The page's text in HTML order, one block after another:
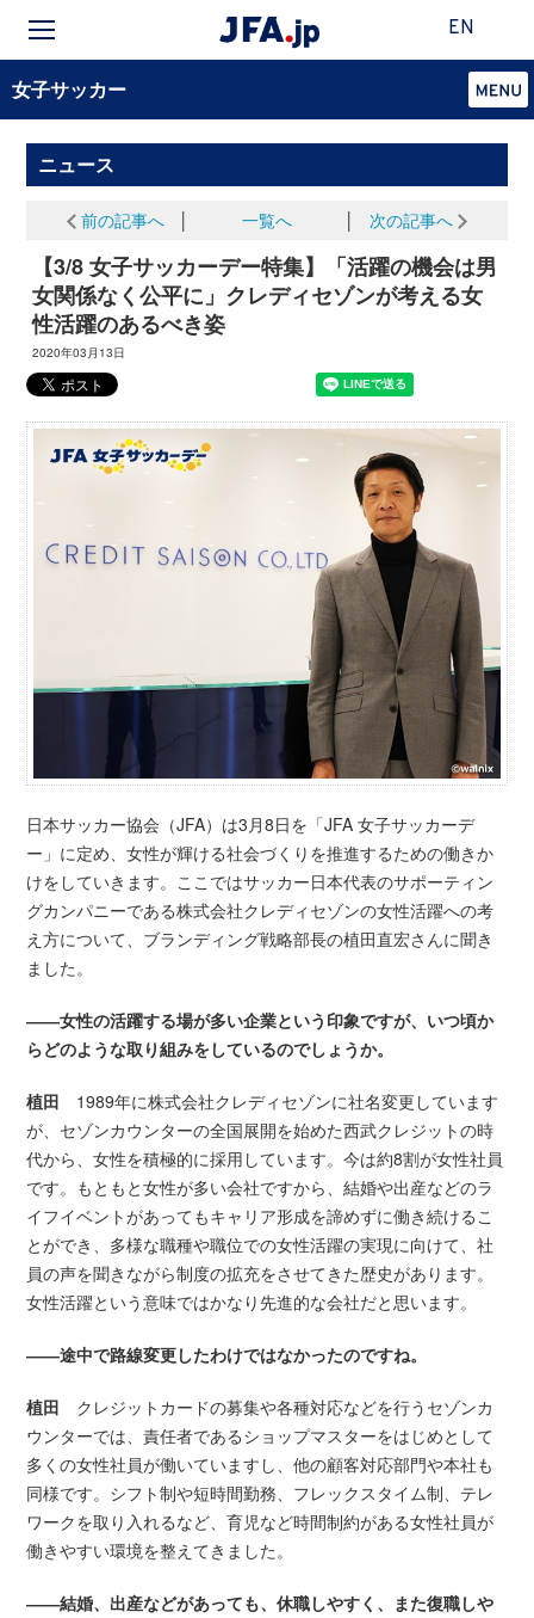
EN
女子サッカー
ニュース
前の記事へ 一覧へ 次の記事へ
【3/8 女子サッカーデー特集】「活躍の機会は男
女関係なく公平に」クレディセゾンが考える女
性活躍のあるべき姿
2020年03月13日
日本サッカー協会（JFA）は3月8日を「JFA 女子サッカーデ
ー」に定め、女性が輝ける社会づくりを推進するための働きか
けをしていきます。ここではサッカー日本代表のサポーティン
グカンパニーである株式会社クレディセゾンの女性活躍への考
え方について、ブランディング戦略部長の植田直宏さんに聞き
ました。
――女性の活躍する場が多い企業という印象ですが、いつ頃か
らどのような取り組みをしているのでしょうか。
植田 1989年に株式会社クレディセゾンに社名変更しています
が、セゾンカウンターの全国展開を始めた西武クレジットの時
代から、女性を積極的に採用しています。今は約8割が女性社員
です。もともと女性が多い会社ですから、結婚や出産などのラ
イフイベントがあってもキャリア形成を諦めずに働き続けるこ
とができ、多様な職種や職位での女性活躍の実現に向けて、社
員の声を聞きながら制度の拡充をさせてきた歴史があります。
女性活躍という意味ではかなり先進的な会社だと思います。
――途中で路線変更したわけではなかったのですね。
植田 クレジットカードの募集や各種対応などを行うセゾンカ
ウンターでは、責任者であるショップマスターをはじめとして
多くの女性社員が働いていますし、他の顧客対応部門や本社も
同様です。シフト制や短時間勤務、フレックスタイム制、テレ
ワークを取り入れるなど、育児など時間制約がある女性社員が
働きやすい環境を整えてきました。
――結婚、出産などがあっても、休職しやすく、また復職しや